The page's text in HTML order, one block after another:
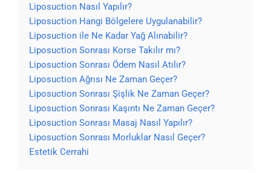
Liposuction Nasıl Yapılır?
Liposuction Hangi Bölgelere Uygulanabilir?
Liposuction ile Ne Kadar Yağ Alınabilir?
Liposuction Sonrası Korse Takılır mı?
Liposuction Sonrası Ödem Nasıl Atılır?
Liposuction Ağrısı Ne Zaman Geçer?
Liposuction Sonrası Şişlik Ne Zaman Geçer?
Liposuction Sonrası Kaşıntı Ne Zaman Geçer?
Liposuction Sonrası Masaj Nasıl Yapılır?
Liposuction Sonrası Morluklar Nasıl Geçer?
Estetik Cerrahi